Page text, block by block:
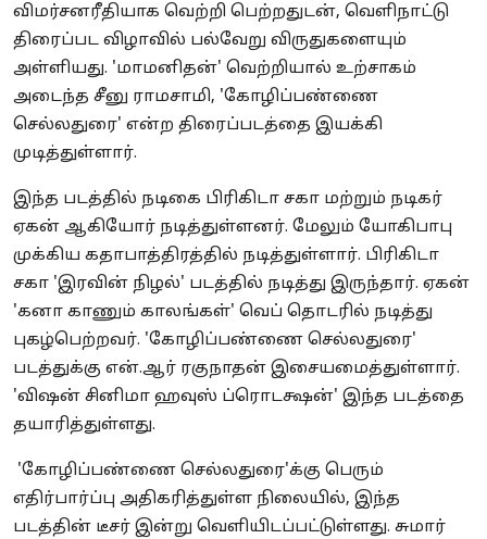
விமர்சனரீதியாக வெற்றி பெற்றதுடன், வெளிநாட்டு
திரைப்பட விழாவில் பல்வேறு விருதுகளையும்
அள்ளியது. 'மாமனிதன்' வெற்றியால் உற்சாகம்
அடைந்த சீனு ராமசாமி, 'கோழிப்பண்ணை
செல்லதுரை' என்ற திரைப்படத்தை இயக்கி
முடித்துள்ளார்.
இந்த படத்தில் நடிகை பிரிகிடா சகா மற்றும் நடிகர்
ஏகன் ஆகியோர் நடித்துள்ளனர். மேலும் யோகிபாபு
முக்கிய கதாபாத்திரத்தில் நடித்துள்ளார். பிரிகிடா
சகா 'இரவின் நிழல்' படத்தில் நடித்து இருந்தார். ஏகன்
'கனா காணும் காலங்கள்' வெப் தொடரில் நடித்து
புகழ்பெற்றவர். 'கோழிப்பண்ணை செல்லதுரை'
படத்துக்கு என்.ஆர் ரகுநாதன் இசையமைத்துள்ளார்.
'விஷன் சினிமா ஹவுஸ் ப்ரொடக்ஷன்' இந்த படத்தை
தயாரித்துள்ளது.
'கோழிப்பண்ணை செல்லதுரை'க்கு பெரும்
எதிர்பார்ப்பு அதிகரித்துள்ள நிலையில், இந்த
படத்தின் டீசர் இன்று வெளியிடப்பட்டுள்ளது. சுமார்